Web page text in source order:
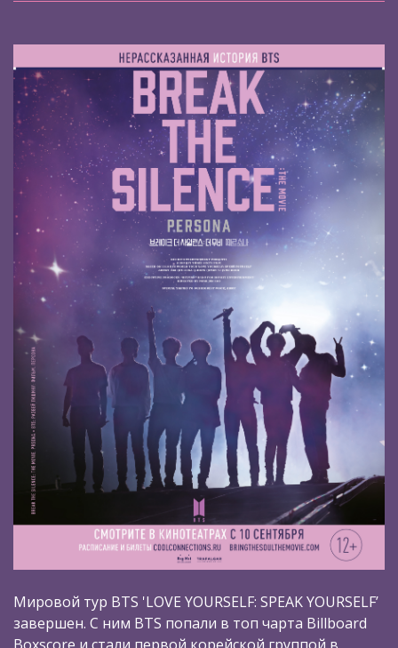
Мировой тур BTS 'LOVE YOURSELF: SPEAK YOURSELF’
завершен. С ним BTS попали в топ чарта Billboard